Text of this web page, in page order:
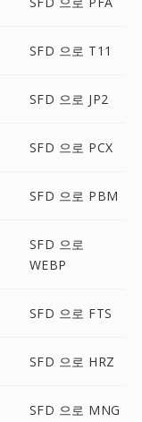
SFD 으로 T11
SFD 으로 JP2
SFD 으로 PCX
SFD 으로 PBM
SFD 으로
WEBP
SFD 으로 FTS
SFD 으로 HRZ
SFD 으로 MNG